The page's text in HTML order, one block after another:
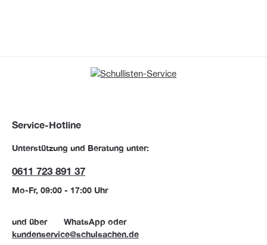
Service-Hotline
Unterstützung und Beratung unter:
0611 723 891 37
Mo-Fr, 09:00 - 17:00 Uhr
und über WhatsApp oder
kundenservice@schulsachen.de